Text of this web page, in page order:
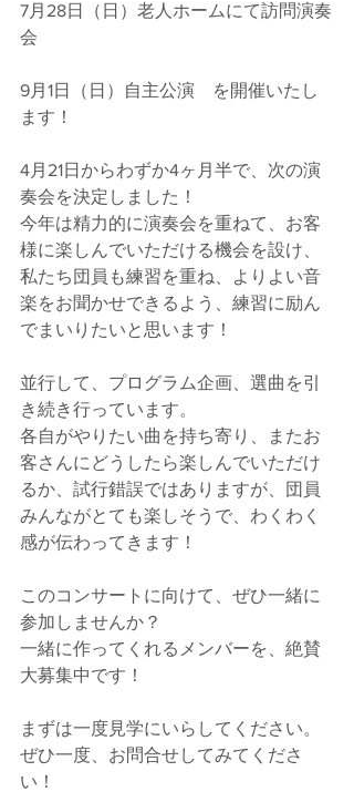
7月28日（日）老人ホームにて訪問演奏
会
9月1日（日）自主公演　を開催いたし
ます！
4月21日からわずか4ヶ月半で、次の演
奏会を決定しました！
今年は精力的に演奏会を重ねて、お客
様に楽しんでいただける機会を設け、
私たち団員も練習を重ね、よりよい音
楽をお聞かせできるよう、練習に励ん
でまいりたいと思います！
並行して、プログラム企画、選曲を引
き続き行っています。
各自がやりたい曲を持ち寄り、またお
客さんにどうしたら楽しんでいただけ
るか、試行錯誤ではありますが、団員
みんながとても楽しそうで、わくわく
感が伝わってきます！
このコンサートに向けて、ぜひ一緒に
参加しませんか？
一緒に作ってくれるメンバーを、絶賛
大募集中です！
まずは一度見学にいらしてください。
ぜひ一度、お問合せしてみてくださ
い！